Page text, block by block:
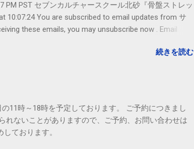
PM PST セブンカルチャースクール北砂『骨盤ストレッ
You are subscribed to email updates from サ
these emails, you may unsubscribe now . Email
続きを読む
11時～18時を予定しております。 ご予約につきまし
れないことがありますので、ご予約、お問い合わせは
ております。